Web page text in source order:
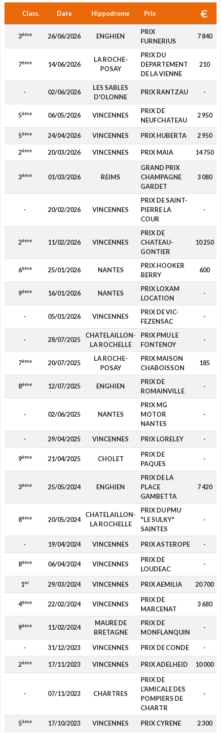
Class. Date Hippodrome Prix
3ème 26/06/2026 ENGHIEN
PRIX
FURNERIUS
7 840
7ème 14/06/2026
LA ROCHE-
POSAY
PRIX DU
DEPARTEMENT
DE LA VIENNE
210
- 02/06/2026
LES SABLES
D'OLONNE
PRIX RANTZAU -
5ème 06/05/2026 VINCENNES
PRIX DE
NEUFCHATEAU
2 950
5ème 24/04/2026 VINCENNES PRIX HUBERTA 2 950
2ème 20/03/2026 VINCENNES PRIX MAIA 14 750
3ème 01/03/2026 REIMS
GRAND PRIX
CHAMPAGNE
GARDET
3 080
- 20/02/2026 VINCENNES
PRIX DE SAINT-
PIERRE LA
COUR
-
2ème 11/02/2026 VINCENNES
PRIX DE
CHATEAU-
GONTIER
10 250
6ème 25/01/2026 NANTES
PRIX HOOKER
BERRY
600
9ème 16/01/2026 NANTES
PRIX LOXAM
LOCATION
-
- 05/01/2026 VINCENNES
PRIX DE VIC-
FEZENSAC
-
- 28/07/2025
CHATELAILLON-
LA ROCHELLE
PRIX PMU LE
FONTENOY
-
7ème 20/07/2025
LA ROCHE-
POSAY
PRIX MAISON
CHABOISSON
185
8ème 12/07/2025 ENGHIEN
PRIX DE
ROMAINVILLE
-
- 02/06/2025 NANTES
PRIX MG
MOTOR
NANTES
-
- 29/04/2025 VINCENNES PRIX LORELEY -
9ème 21/04/2025 CHOLET
PRIX DE
PAQUES
-
3ème 25/05/2024 ENGHIEN
PRIX DE LA
PLACE
GAMBETTA
7 420
8ème 20/05/2024
CHATELAILLON-
LA ROCHELLE
PRIX DU PMU
"LE SULKY"
SAINTES
-
- 19/04/2024 VINCENNES PRIX ASTEROPE -
8ème 06/04/2024 VINCENNES
PRIX DE
LOUDEAC
-
1er 29/03/2024 VINCENNES PRIX AEMILIA 20 700
4ème 22/02/2024 VINCENNES
PRIX DE
MARCENAT
3 680
9ème 11/02/2024
MAURE DE
BRETAGNE
PRIX DE
MONFLANQUIN
-
- 31/12/2023 VINCENNES PRIX DE CONDE -
2ème 17/11/2023 VINCENNES PRIX ADELHEID 10 000
- 07/11/2023 CHARTRES
PRIX DE
L'AMICALE DES
POMPIERS DE
CHARTR
-
5ème 17/10/2023 VINCENNES PRIX CYRENE 2 300